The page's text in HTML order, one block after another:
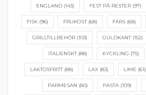
ENGLAND(143) FEST PÅ RESTER(97)
FISK(96) FRUKOST(68) FÄRS(68)
GRILLTILLBEHÖR (103) GULDKANT(152)
ITALIENSKT(88) KYCKLING (75)
LAKTOSFRITT(88) LAX (83) LIME (61)
PARMESAN (80) PASTA(109)